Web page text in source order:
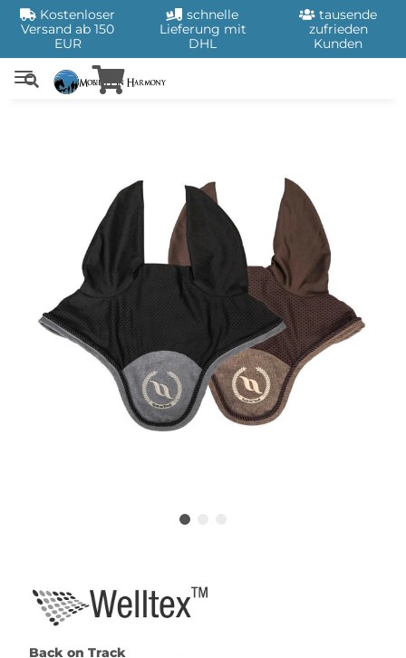
Kostenloser
Versand ab 150
EUR
schnelle
Lieferung mit
DHL
tausende
zufrieden
Kunden
Back on Track